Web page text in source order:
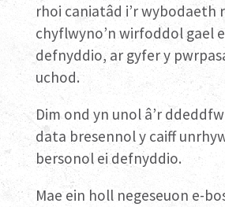
rhoi caniatâd i’r wybodaeth
chyflwyno’n wirfoddol gael
defnyddio, ar gyfer y
uchod.
Dim ond yn unol â’r
data bresennol y caiff
bersonol ei defnyddio.
Mae ein holl negeseuon e-